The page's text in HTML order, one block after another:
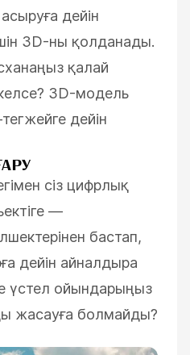
дейін
3D-ны қолданады.
қалай
келсе? 3D-модель
дейін
сіз цифрлық
—
бастап,
дейін айналдыра
үстел ойындарыңыз
жасауға болмайды?